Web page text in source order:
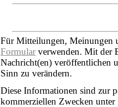
Für Mitteilungen, Meinungen
Formular verwenden. Mit der
Nachricht(en) veröffentlichen
Sinn zu verändern.
Diese Informationen sind zur
kommerziellen Zwecken